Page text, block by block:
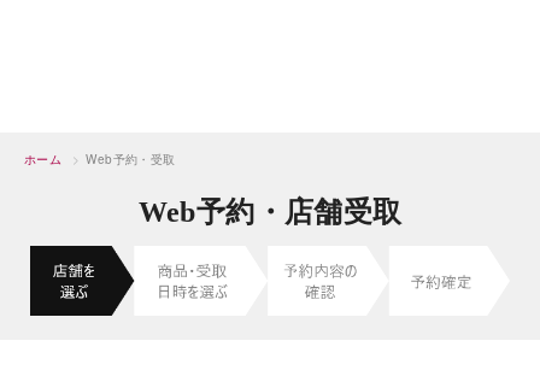
ホーム > Web予約・受取
Web予約・店舗受取